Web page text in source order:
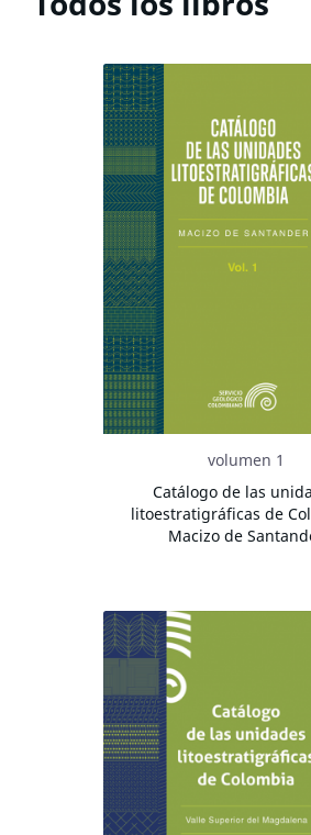
volumen 1
Catálogo de las
litoestratigráficas de
Macizo de